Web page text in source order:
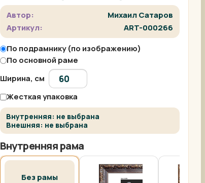
Автор:
Михаил Сатаров
Артикул:
ART-000266
По подрамнику (по изображению)
По основной раме
Ширина, см
Жесткая упаковка
Внутренняя: не выбрана
Внешняя: не выбрана
Внутренняя рама
Без рамы